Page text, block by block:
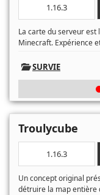
1.16.3
La carte du serveur
Minecraft. Expérience
SURVIE
Troulycube
1.16.3
Un concept original
détruire la map entière